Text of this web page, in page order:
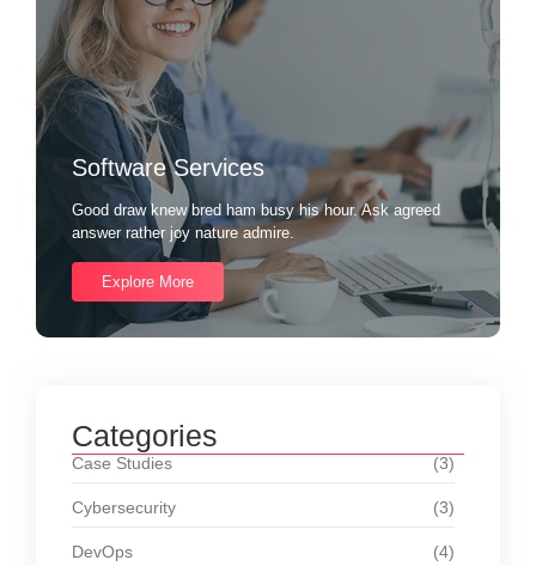
Software Services
Good draw knew bred ham busy his hour. Ask agreed
answer rather joy nature admire.
Explore More
Categories
Case Studies (3)
Cybersecurity (3)
DevOps (4)